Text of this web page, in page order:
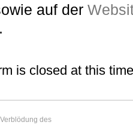
auf der
.
is closed at this
des